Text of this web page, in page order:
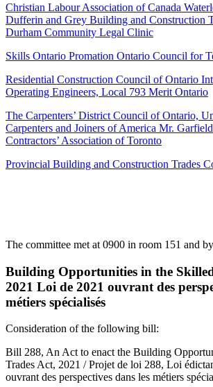
Christian Labour Association of Canada
Dufferin and Grey Building and Construction
Durham Community Legal Clinic
Skills Ontario Promation Ontario Council for
Residential Construction Council of Ontario
Operating Engineers, Local 793 Merit Ontario
The Carpenters’ District Council of Ontario,
Carpenters and Joiners of America Mr.
Contractors’ Association of Toronto
Provincial Building and Construction Trades
The committee met at 0900 in room 151 and
Building Opportunities in the
2021 Loi de 2021 ouvrant des
métiers spécialisés
Consideration of the following bill:
Bill 288, An Act to enact the Building
Trades Act, 2021 / Projet de loi 288, Loi
ouvrant des perspectives dans les métiers